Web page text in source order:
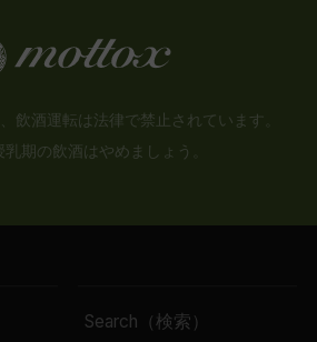
飲酒運転は法律で禁止されています。
期の飲酒はやめましょう。
Search（検索）